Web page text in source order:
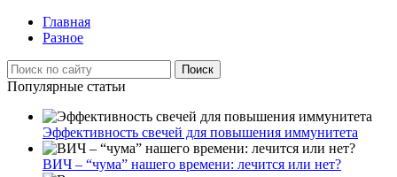
Главная
Разное
Популярные статьи
Эффективность свечей для повышения иммунитета
ВИЧ – “чума” нашего времени: лечится или нет?